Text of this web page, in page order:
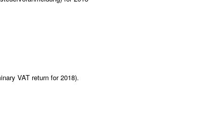
VAT return for 2018).